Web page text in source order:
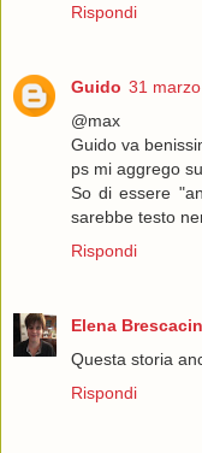
Rispondi
Guido 31
@max
Guido va
ps mi aggrego
So di essere
sarebbe testo
Rispondi
Elena Brescacin
Questa storia
Rispondi